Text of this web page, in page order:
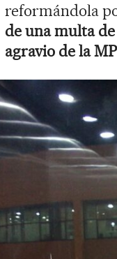
reformándola
de una multa
agravio de la